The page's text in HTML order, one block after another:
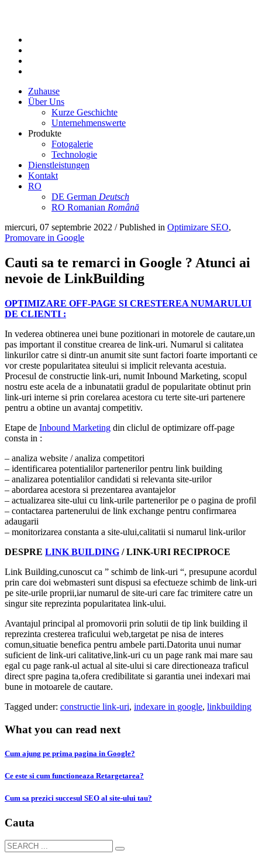
Zuhause
Über Uns
Kurze Geschichte
Unternehmenswerte
Produkte
Fotogalerie
Technologie
Dienstleistungen
Kontakt
RO
DE German Deutsch
RO Romanian Română
miercuri, 07 septembrie 2022 /Published in Optimizare SEO,
Promovare in Google
Cauti sa te remarci in Google ? Atunci ai
nevoie de LinkBuilding
OPTIMIZARE OFF-PAGE SI CRESTEREA NUMARULUI
DE CLIENTI :
In vederea obtinerea unei bune pozitionari in motorele de cautare,un
pas important il constitue crearea de link-uri. Numarul si calitatea
linkurilor catre si dintr-un anumit site sunt factori foarte importanti ce
vor creste popularitatea siteului si implicit relevanta acestuia.
Procesul de constructie link-uri, numit Inbound Marketing, scopul
nostru este acela de a inbunatatii gradul de popularitate obtinut prin
link-uri interne si prin corelarea acestora cu terte site-uri partenere
pentru a obtine un avantaj competitiv.
Etape de Inbound Marketing din cliclul de optimizare off-page
consta in :
– analiza website / analiza competitori
– identificarea potentialilor partenerilor pentru link building
– analizarea potentialilor candidati si relevanta site-urilor
– abordarea acestora si prezentarea avantajelor
– actualizarea site-ului cu link-urile partenerilor pe o pagina de profil
– contactarea partenerului de link exchange pentru confirmarea
adaugarii
– monitorizarea constanta a site-ului,calitatii si numarul link-urilor
DESPRE LINK BUILDING / LINK-URI RECIPROCE
Link Building,cunoscut ca ” schimb de link-uri “, presupune acordul
prin care doi webmasteri sunt dispusi sa efectueze schimb de link-uri
pe site-urile proprii,iar numarul de site-uri care fac trimitere catre un
singur site reprezinta popularitatea link-ului.
Avantajul principal al promovorii prin solutii de tip link building il
reprezinta cresterea traficului web,targetat pe nisa de interes
comun,situatie benefica pentru ambele parti.Datorita unui numar
suficient de link-uri calitative,link-uri cu un page rank mai mare sau
egal cu page rank-ul actual al site-ului si care directioneaza traficul
direct spre pagina ta,ofera credibilitate si garantia unei indexari mai
bune in motoarele de cautare.
Tagged under: constructie link-uri, indexare in google, linkbuilding
What you can read next
Cum ajung pe prima pagina in Google?
Ce este si cum functioneaza Retargetarea?
Cum sa prezici succesul SEO al site-ului tau?
Cauta